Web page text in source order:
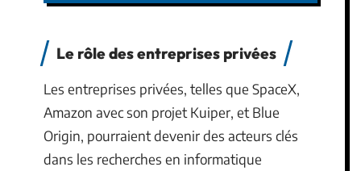
Le rôle des entreprises privées
Les entreprises privées, telles que SpaceX,
Amazon avec son projet Kuiper, et Blue
Origin, pourraient devenir des acteurs clés
dans les recherches en informatique